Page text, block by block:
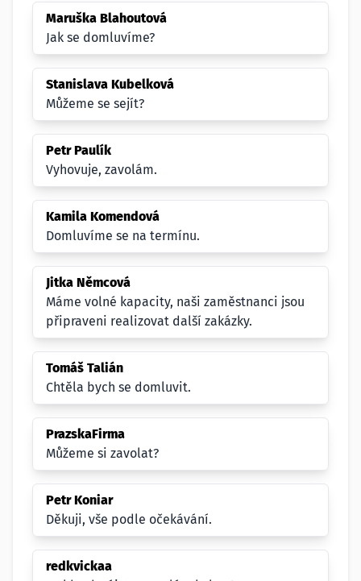
Maruška Blahoutová
Jak se domluvíme?
Stanislava Kubelková
Můžeme se sejít?
Petr Paulík
Vyhovuje, zavolám.
Kamila Komendová
Domluvíme se na termínu.
Jitka Němcová
Máme volné kapacity, naši zaměstnanci jsou
připraveni realizovat další zakázky.
Tomáš Talián
Chtěla bych se domluvit.
PrazskaFirma
Můžeme si zavolat?
Petr Koniar
Děkuji, vše podle očekávání.
redkvickaa